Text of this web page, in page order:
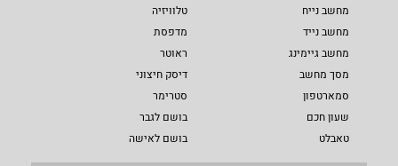
מחשב נייח
מחשב נייד
מחשב גיימינג
מסך מחשב
סמארטפון
שעון חכם
טאבלט
טלוויזיה
מדפסת
ראוטר
דיסק חיצוני
סטרימר
בושם לגבר
בושם לאישה